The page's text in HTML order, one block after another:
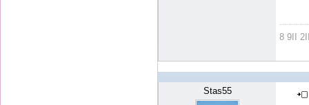
8 9II
Stas55